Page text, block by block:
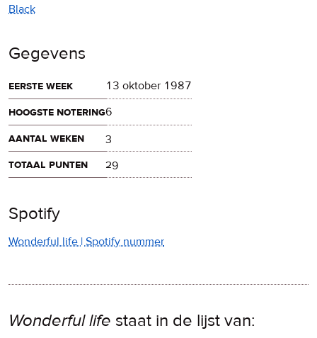
Black
Gegevens
eerste week
13 oktober 1987
hoogste notering6
aantal weken
3
totaal punten
29
Spotify
Wonderful life | Spotify nummer
Wonderful life staat in de lijst van: